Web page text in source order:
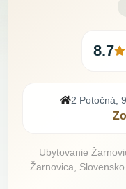
8.7
2 Potočná,
Ubytovanie
Žarnovica,